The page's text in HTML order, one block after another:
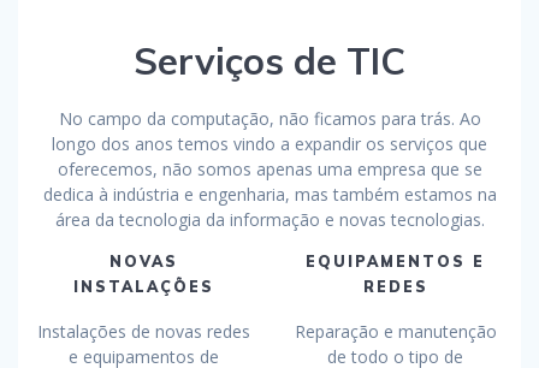
Serviços de TIC
No campo da computação, não ficamos para trás. Ao
longo dos anos temos vindo a expandir os serviços que
oferecemos, não somos apenas uma empresa que se
dedica à indústria e engenharia, mas também estamos na
área da tecnologia da informação e novas tecnologias.
NOVAS
INSTALAÇÕES
Instalações de novas redes
e equipamentos de
EQUIPAMENTOS E
REDES
Reparação e manutenção
de todo o tipo de